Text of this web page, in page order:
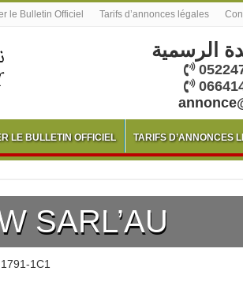
le Bulletin Officiel Tarifs d’annonces légales
الرسمية
LE BULLETIN OFFICIEL TARIFS D’ANNONCES
SARL’AU
1791-1C1